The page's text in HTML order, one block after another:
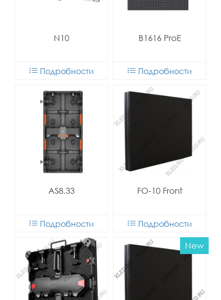
N10
Подробности
B1616 ProE
Подробности
AS8.33
Подробности
FO-10 Front
Подробности
New